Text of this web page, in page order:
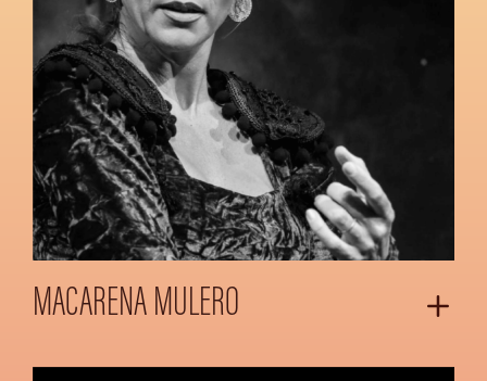
MACARENA MULERO